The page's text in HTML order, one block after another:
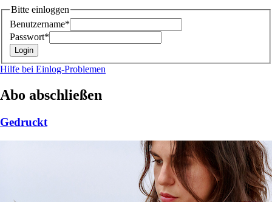
Bitte einloggen
Benutzername*
Passwort*
Hilfe bei Einlog-Problemen
Abo abschließen
Gedruckt